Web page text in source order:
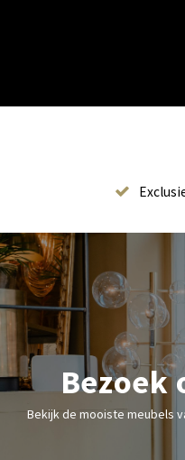
Bezoek
Bekijk de mooiste meubels